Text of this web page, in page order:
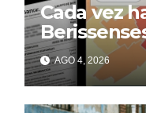
Cada vez
con
AGO 4, 2026